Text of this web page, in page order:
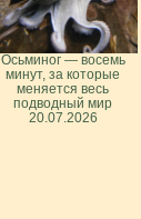
Осьминог — восемь
минут, за которые
меняется весь
подводный мир
20.07.2026